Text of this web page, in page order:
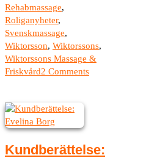
Rehabmassage,
Roliganyheter,
Svenskmassage,
Wiktorsson, Wiktorssons,
Wiktorssons Massage &
Friskvård2 Comments
Kundberättelse: